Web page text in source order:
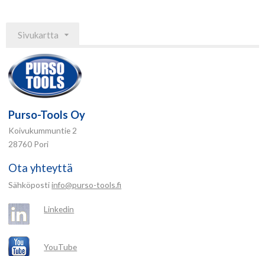
Sivukartta
Purso-Tools Oy
Koivukummuntie 2
28760 Pori
Ota yhteyttä
Sähköpostiinfo@purso-tools.fi
Linkedin
YouTube